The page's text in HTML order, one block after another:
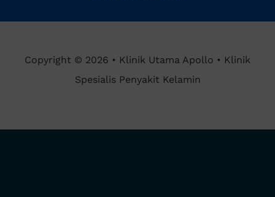
Copyright © 2026 • Klinik Utama Apollo • Klinik
Spesialis Penyakit Kelamin